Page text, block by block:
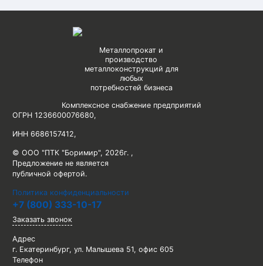
Металлопрокат и
производство
металлоконструкций для
любых
потребностей бизнеса
Комплексное снабжение предприятий
ОГРН 1236600076680,
ИНН 6686157412,
© ООО "ПТК "Боримир", 2026г. ,
Предложение не является
публичной офертой.
Политика конфиденциальности
+7 (800) 333-10-17
Заказать звонок
Адрес
г. Екатеринбург, ул. Малышева 51, офис 605
Телефон